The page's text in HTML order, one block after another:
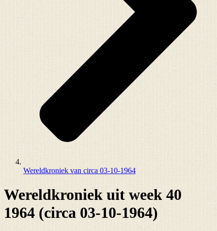
Wereldkroniek van circa 03-10-1964
Wereldkroniek uit week 40
1964 (circa 03-10-1964)